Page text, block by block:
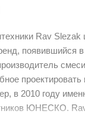
Rav
в 2010 году
ЮНЕСКО.